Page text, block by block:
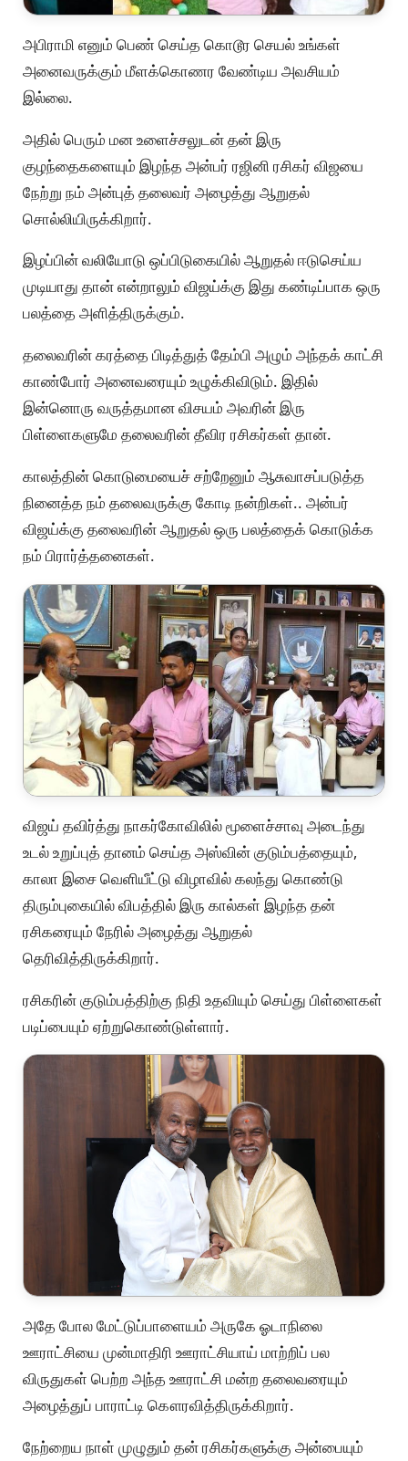
அபிராமி எனும் பெண் செய்த கொடூர செயல் உங்கள்
அனைவருக்கும் மீளக்கொணர வேண்டிய அவசியம்
இல்லை.
அதில் பெரும் மன உளைச்சலுடன் தன் இரு
குழந்தைகளையும் இழந்த அன்பர் ரஜினி ரசிகர் விஜயை
நேற்று நம் அன்புத் தலைவர் அழைத்து ஆறுதல்
சொல்லியிருக்கிறார்.
இழப்பின் வலியோடு ஒப்பிடுகையில் ஆறுதல் ஈடுசெய்ய
முடியாது தான் என்றாலும் விஜய்க்கு இது கண்டிப்பாக ஒரு
பலத்தை அளித்திருக்கும்.
தலைவரின் கரத்தை பிடித்துத் தேம்பி அழும் அந்தக் காட்சி
காண்போர் அனைவரையும் உழுக்கிவிடும். இதில்
இன்னொரு வருத்தமான விசயம் அவரின் இரு
பிள்ளைகளுமே தலைவரின் தீவிர ரசிகர்கள் தான்.
காலத்தின் கொடுமையைச் சற்றேனும் ஆசுவாசப்படுத்த
நினைத்த நம் தலைவருக்கு கோடி நன்றிகள்.. அன்பர்
விஜய்க்கு தலைவரின் ஆறுதல் ஒரு பலத்தைக் கொடுக்க
நம் பிரார்த்தனைகள்.
விஜய் தவிர்த்து நாகர்கோவிலில் மூளைச்சாவு அடைந்து
உடல் உறுப்புத் தானம் செய்த அஸ்வின் குடும்பத்தையும்,
காலா இசை வெளியீட்டு விழாவில் கலந்து கொண்டு
திரும்புகையில் விபத்தில் இரு கால்கள் இழந்த தன்
ரசிகரையும் நேரில் அழைத்து ஆறுதல்
தெரிவித்திருக்கிறார்.
ரசிகரின் குடும்பத்திற்கு நிதி உதவியும் செய்து பிள்ளைகள்
படிப்பையும் ஏற்றுகொண்டுள்ளார்.
அதே போல மேட்டுப்பாளையம் அருகே ஓடாநிலை
ஊராட்சியை முன்மாதிரி ஊராட்சியாய் மாற்றிப் பல
விருதுகள் பெற்ற அந்த ஊராட்சி மன்ற தலைவரையும்
அழைத்துப் பாராட்டி கௌரவித்திருக்கிறார்.
நேற்றைய நாள் முழுதும் தன் ரசிகர்களுக்கு அன்பையும்